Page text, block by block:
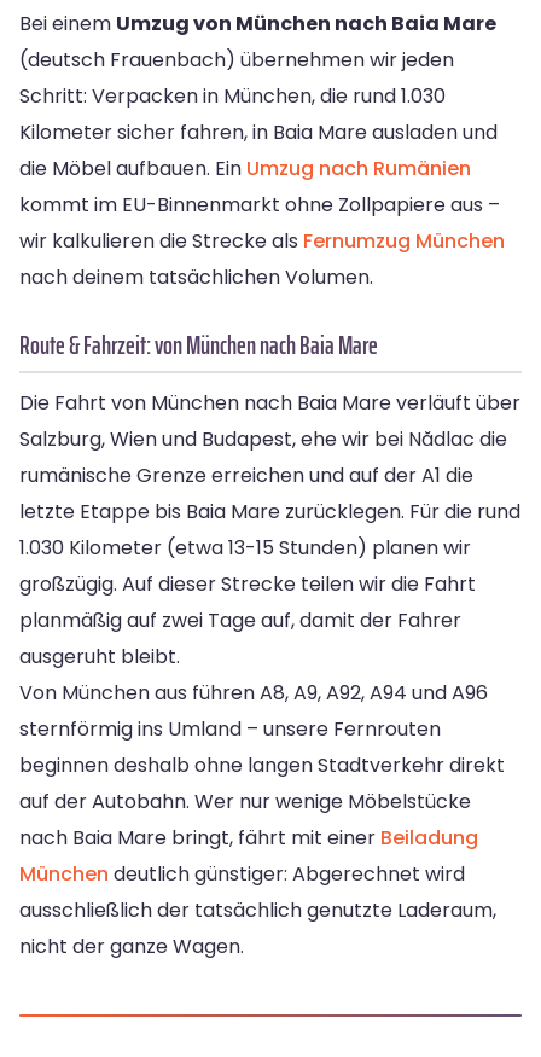
Bei einem Umzug von München nach Baia Mare
(deutsch Frauenbach) übernehmen wir jeden
Schritt: Verpacken in München, die rund 1.030
Kilometer sicher fahren, in Baia Mare ausladen und
die Möbel aufbauen. Ein Umzug nach Rumänien
kommt im EU-Binnenmarkt ohne Zollpapiere aus –
wir kalkulieren die Strecke als Fernumzug München
nach deinem tatsächlichen Volumen.
Route & Fahrzeit: von München nach Baia Mare
Die Fahrt von München nach Baia Mare verläuft über
Salzburg, Wien und Budapest, ehe wir bei Nădlac die
rumänische Grenze erreichen und auf der A1 die
letzte Etappe bis Baia Mare zurücklegen. Für die rund
1.030 Kilometer (etwa 13-15 Stunden) planen wir
großzügig. Auf dieser Strecke teilen wir die Fahrt
planmäßig auf zwei Tage auf, damit der Fahrer
ausgeruht bleibt.
Von München aus führen A8, A9, A92, A94 und A96
sternförmig ins Umland – unsere Fernrouten
beginnen deshalb ohne langen Stadtverkehr direkt
auf der Autobahn. Wer nur wenige Möbelstücke
nach Baia Mare bringt, fährt mit einer Beiladung
München deutlich günstiger: Abgerechnet wird
ausschließlich der tatsächlich genutzte Laderaum,
nicht der ganze Wagen.